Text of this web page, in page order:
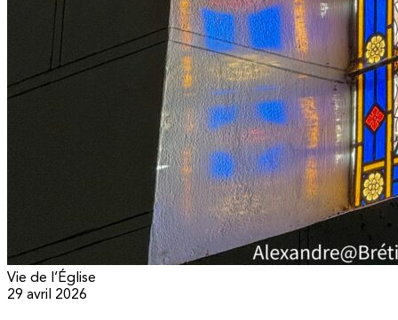
Vie de l’Église
29 avril 2026